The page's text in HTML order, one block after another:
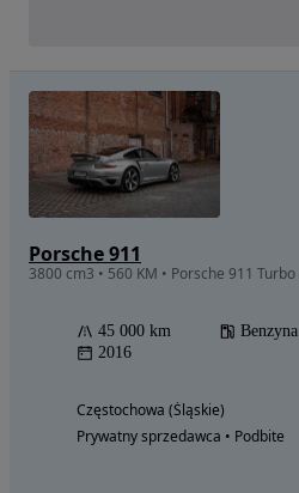
Porsche 911
45 000 km Benzyna
2016
Częstochowa (Śląskie)
Prywatny sprzedawca • Podbite